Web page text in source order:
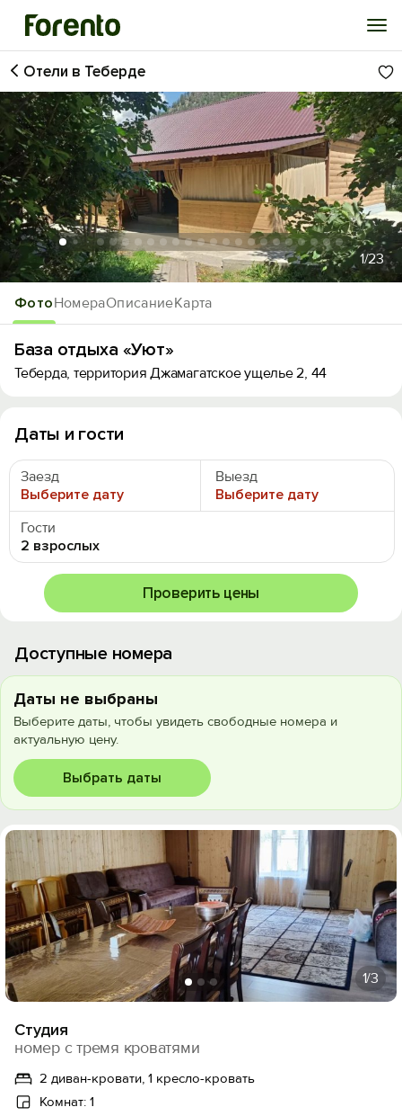
Войти
Избранное
История просмотра
Добавить свой объект
ФотоНомераОписаниеКарта
Отели в Теберде
1/23
База отдыха «Уют»
Теберда, территория Джамагатское ущелье 2, 44
Даты и гости
Заезд
Выберите дату
Выезд
Выберите дату
Гости
2 взрослых
Проверить цены
Доступные номера
Даты не выбраны
Выберите даты, чтобы увидеть свободные номера и
актуальную цену.
Выбрать даты
1/3
Студия
номер с тремя кроватями
2 диван-кровати, 1 кресло-кровать
Комнат: 1